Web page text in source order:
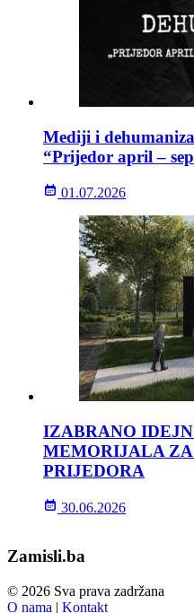
Mediji i
“Prijedor april –
01.07.2026
IZABRANO
MEMORIJALA
PRIJEDORA
30.06.2026
Zamisli.ba
© 2026 Sva prava zadržana
O nama | Kontakt